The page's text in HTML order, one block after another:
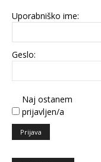
Uporabniško ime:
Geslo:
Naj ostanem
prijavljen/a
Prijava